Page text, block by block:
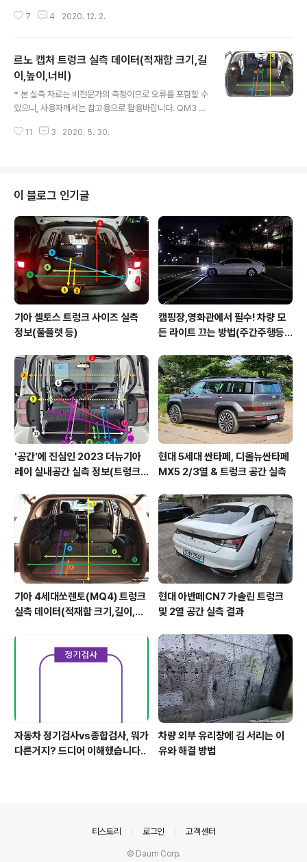
니 트렁크를 열고 찍은 사진이 없어서 차량 외형으로 사진
함 크기,길이,높이,너비) * 아래사진에 표시된 순서대로 나
열되어 있습니다. 1. 르노삼성 더뉴SM6 트렁크 높이 : 49
cm 2. 르노삼성 더뉴SM6 트렁크 깊이 : 120 cm 3. 르노
삼성 더뉴SM6 트렁크 너비 (휠하우스 내측) : 111 cm 4.
르노삼성 더뉴SM6 트렁크 너비 (외측 최대) : 148 cm
7 4 2020. 12. 2.
르노 캡처 트렁크 실측 데이터(적재함 크기,길
이,높이,너비)
* 본 실측 자료는 비전문가의 측정이므로 오류를 포함할 수
있으니, 사용자께서는 참고용으로 활용바랍니다. QM3 후
의 2열시트 슬라이딩이 가능한데아래에서 2열 폴딩한 상
되어 있습니다. 1. 르노 캡처 트렁크 적재함 높이 ▼ : 63 c
m 2. 르노 캡처 트렁크 깊이 (순수 적재공간) ▼ : 67 cm
3. 르노 캡처 트렁크 트렁크 깊이 (2열 폴딩) ▼ : 130 cm
4. 르노 캡처 트렁크 너비 ▼ : 101 cm 5. 르노 캡처 트렁
크 하단 트레이 깊이 ▼ : 18 cm 6. 르노..
11 3 2020. 5. 30.
이 블로그 인기글
기아 셀토스 트렁크 사이즈 실측
정보(풀플렛 등)
캠핑장,영화관에서 필수! 차량 모
든 라이트 끄는 방법(주간주행등D
'공간'에 진심인 2023 더뉴기아
레이 실내공간 실측 정보(트렁크,
현대 5세대 싼타페, 디올뉴싼타페
MX5 2/3열 & 트렁크 공간 실측
기아 4세대쏘렌토(MQ4) 트렁크
실측 데이터(적재함 크기,길이,높
현대 아반떼CN7 가솔린 트렁크
및 2열 공간 실측 결과
자동차 정기검사vs종합검사, 뭐가
다른거지? 드디어 이해했습니다..
차량 외부 유리창에 김 서리는 이
유와 해결 방법
티스토리 로그인 고객센터
© Daum Corp.